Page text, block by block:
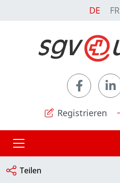
DE FR
Registrieren
Teilen